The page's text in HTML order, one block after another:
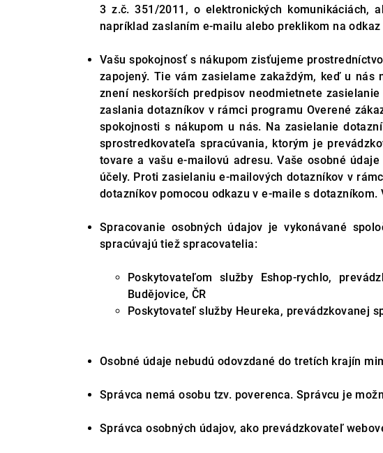
3 z.č. 351/2011, o elektronických komunikáciách,
napríklad zaslaním e-mailu alebo preklikom na
Vašu spokojnosť s nákupom zisťujeme
zapojený. Tie vám zasielame zakaždým, keď u
znení neskorších predpisov neodmietnete
zaslania dotazníkov v rámci programu Overené
spokojnosti s nákupom u nás. Na zasielanie
sprostredkovateľa spracúvania, ktorým je
tovare a vašu e-mailovú adresu. Vaše osobné
účely. Proti zasielaniu e-mailových dotazníkov v
dotazníkov pomocou odkazu v e-maile s
Spracovanie osobných údajov je vykonávané
spracúvajú tiež spracovatelia:
Poskytovateľom služby Eshop-rychlo,
Budějovice, ČR
Poskytovateľ služby Heureka, prevádzkovanej
Osobné údaje nebudú odovzdané do tretích krajín
Správca nemá osobu tzv. poverenca. Správcu je
Správca osobných údajov, ako prevádzkovateľ